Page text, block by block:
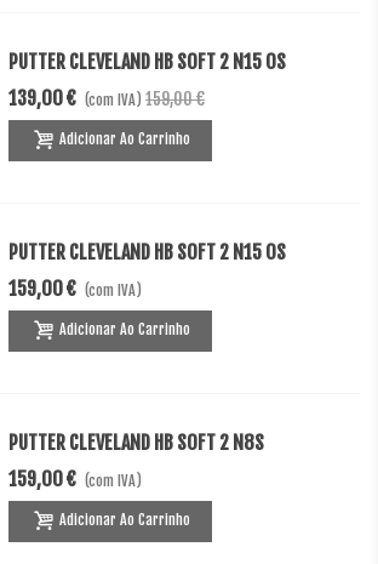
-20,00 €
PUTTER CLEVELAND HB SOFT 2 N15 OS
139,00 € (com IVA) 159,00 €
Adicionar Ao Carrinho
PUTTER CLEVELAND HB SOFT 2 N15 OS
159,00 € (com IVA)
Adicionar Ao Carrinho
PUTTER CLEVELAND HB SOFT 2 N8S
159,00 € (com IVA)
Adicionar Ao Carrinho